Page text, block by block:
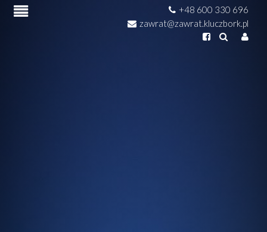
+48 600 330 696
zawrat@zawrat.kluczbork.pl